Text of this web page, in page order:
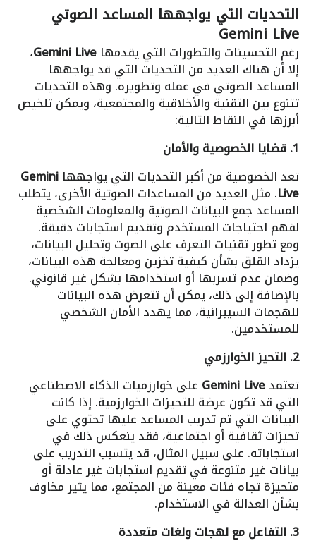
التحديات التي يواجهها المساعد الصوتي
Gemini Live
رغم التحسينات والتطورات التي يقدمها Gemini Live،
إلا أن هناك العديد من التحديات التي قد يواجهها
المساعد الصوتي في عمله وتطويره. وهذه التحديات
تتنوع بين التقنية والأخلاقية والمجتمعية، ويمكن تلخيص
أبرزها في النقاط التالية:
1. قضايا الخصوصية والأمان
تعد الخصوصية من أكبر التحديات التي يواجهها Gemini
Live. مثل العديد من المساعدات الصوتية الأخرى، يتطلب
المساعد جمع البيانات الصوتية والمعلومات الشخصية
لفهم احتياجات المستخدم وتقديم استجابات دقيقة.
ومع تطور تقنيات التعرف على الصوت وتحليل البيانات،
يزداد القلق بشأن كيفية تخزين ومعالجة هذه البيانات،
وضمان عدم تسربها أو استخدامها بشكل غير قانوني.
بالإضافة إلى ذلك، يمكن أن تتعرض هذه البيانات
للهجمات السيبرانية، مما يهدد الأمان الشخصي
للمستخدمين.
2. التحيز الخوارزمي
تعتمدGemini Live على خوارزميات الذكاء الاصطناعي
التي قد تكون عرضة للتحيزات الخوارزمية. إذا كانت
البيانات التي تم تدريب المساعد عليها تحتوي على
تحيزات ثقافية أو اجتماعية، فقد ينعكس ذلك في
استجاباته. على سبيل المثال، قد يتسبب التدريب على
بيانات غير متنوعة في تقديم استجابات غير عادلة أو
متحيزة تجاه فئات معينة من المجتمع، مما يثير مخاوف
بشأن العدالة في الاستخدام.
3. التفاعل مع لهجات ولغات متعددة